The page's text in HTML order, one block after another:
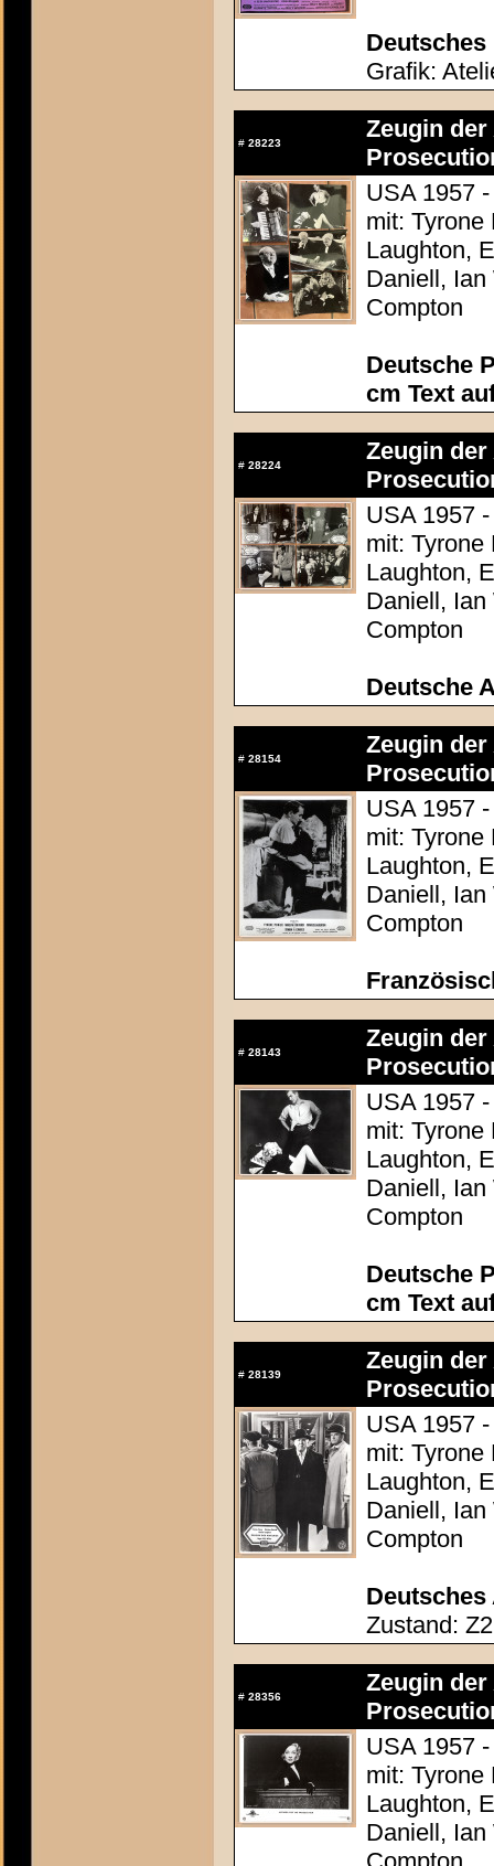
Deutsches
Grafik:
# 28223
Zeugin
USA 1957
mit: Tyrone
Laughton,
Daniell, Ian
Compton
Deutsche
cm Text
# 28224
Zeugin
USA 1957
mit: Tyrone
Laughton,
Daniell, Ian
Compton
Deutsche
# 28154
Zeugin
USA 1957
mit: Tyrone
Laughton,
Daniell, Ian
Compton
# 28143
Zeugin
USA 1957
mit: Tyrone
Laughton,
Daniell, Ian
Compton
Deutsche
cm Text
# 28139
Zeugin
USA 1957
mit: Tyrone
Laughton,
Daniell, Ian
Compton
Deutsches
Zustand: Z2
# 28356
Zeugin
USA 1957
mit: Tyrone
Laughton,
Daniell, Ian